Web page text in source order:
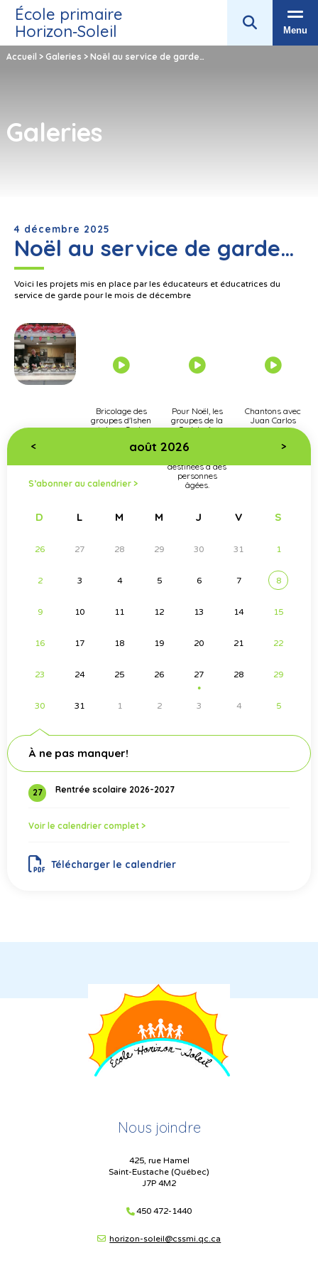
École primaire
Horizon‑Soleil
Menu
Accueil > Galeries > Noël au service de garde…
Galeries
4 décembre 2025
Noël au service de garde…
Voici les projets mis en place par les éducateurs et éducatrices du
service de garde pour le mois de décembre
Bricolage des
groupes d'Ishen
et Juan Carlos
Pour Noël, les
groupes de la
3e à la 6e
réalisé des
destinées à des
personnes
âgées.
Chantons avec
Juan Carlos
< août 2026 >
S’abonner au calendrier >
D L M M J V S
26 27 28 29 30 31 1
2 3 4 5 6 7 8
9 10 11 12 13 14 15
16 17 18 19 20 21 22
23 24 25 26 27
●
28 29
30 31 1 2 3 4 5
À ne pas manquer!
27 Rentrée scolaire 2026-2027
Voir le calendrier complet >
Télécharger le calendrier
Nous joindre
425, rue Hamel
Saint-Eustache (Québec)
J7P 4M2
450 472-1440
horizon-soleil@cssmi.qc.ca